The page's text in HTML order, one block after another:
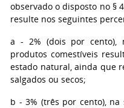
observado o disposto no §
resulte nos seguintes
a - 2% (dois por cento),
produtos comestíveis
estado natural, ainda que
salgados ou secos;
b - 3% (três por cento),